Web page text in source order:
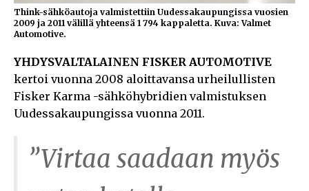
Think-sähköautoja valmistettiin Uudessakaupungissa vuosien
2009 ja 2011 välillä yhteensä 1 794 kappaletta. Kuva: Valmet
Automotive.
YHDYSVALTALAINEN FISKER AUTOMOTIVE
kertoi vuonna 2008 aloittavansa urheilullisten
Fisker Karma -sähköhybridien valmistuksen
Uudessakaupungissa vuonna 2011.
”Virtaa saadaan myös